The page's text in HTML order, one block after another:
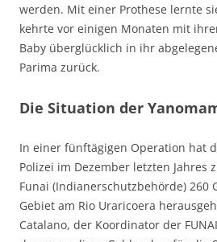
werden. Mit einer Prothese lernte
kehrte vor einigen Monaten mit
Baby überglücklich in ihr
Parima zurück.
Die Situation der
In einer fünftägigen Operation hat
Polizei im Dezember letzten Jahres
Funai (Indianerschutzbehörde) 260
Gebiet am Rio Uraricoera
Catalano, der Koordinator der